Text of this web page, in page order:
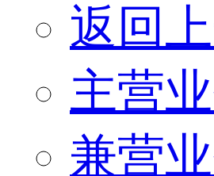
返回
主营
兼营